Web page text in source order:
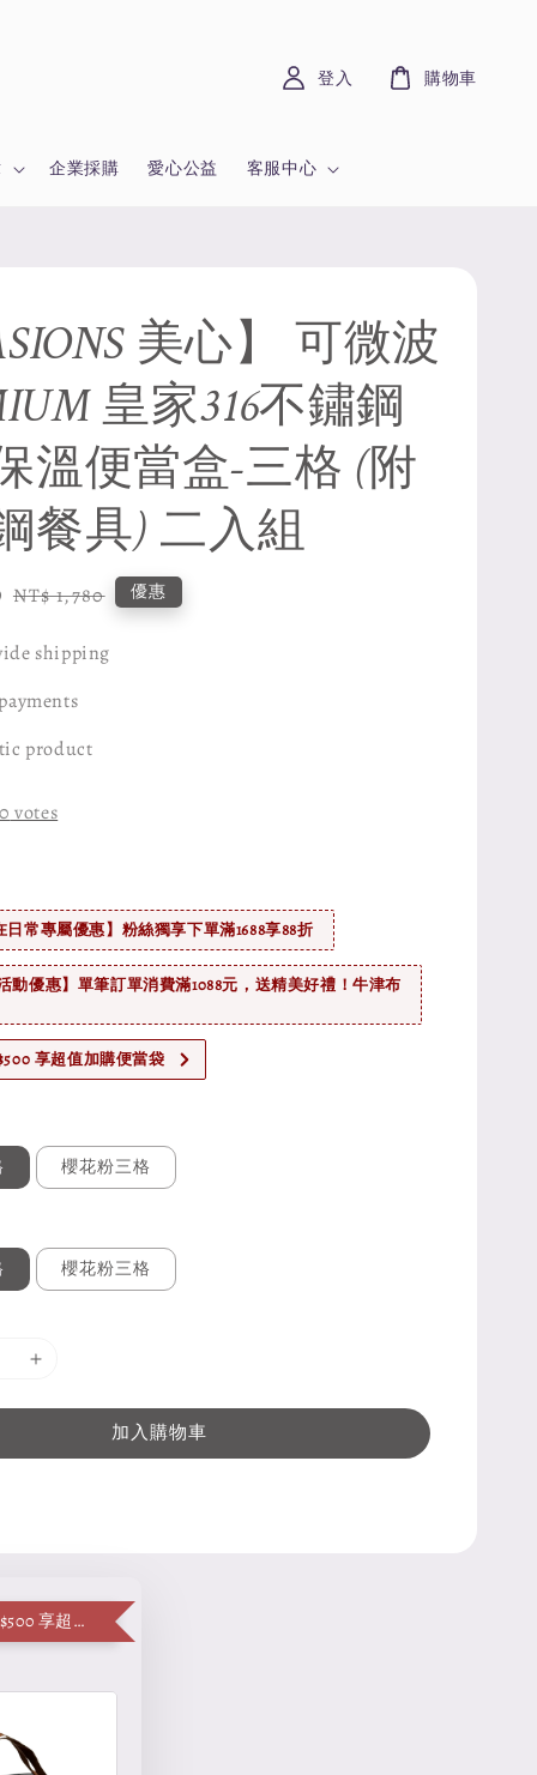
企業採購 愛心公益 客服中心
登入 購物車
美心】 可微波
皇家316不鏽鋼
溫便當盒-三格 (附
餐具) 二入組
Regular
NT$ 1,780 優惠
shipping
product
0 votes
日常專屬優惠】粉絲獨享下單滿1688享88折
動優惠】單筆訂單消費滿1088元，送精美好禮！牛津布
享超值加購便當袋
櫻花粉三格
櫻花粉三格
加入購物車
單筆消費滿 $500 享超值加購便當袋